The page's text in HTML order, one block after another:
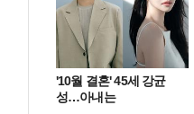
'10월 결혼' 45세 강균
성…아내는